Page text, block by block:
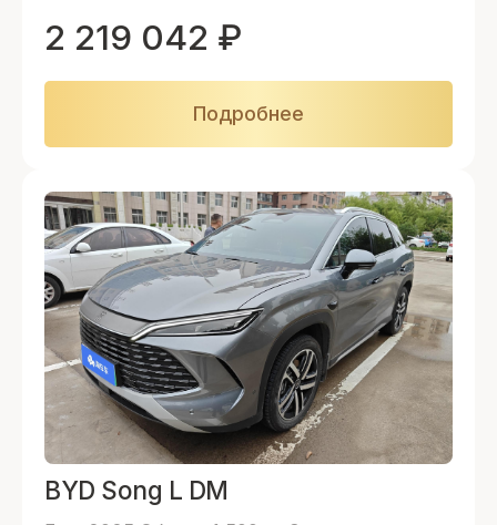
2 219 042 ₽
Подробнее
BYD Song L DM